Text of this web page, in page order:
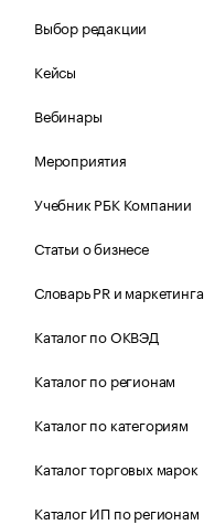
Выбор редакции
Кейсы
Вебинары
Мероприятия
Учебник РБК Компании
Статьи о бизнесе
Словарь PR и маркетинга
Каталог по ОКВЭД
Каталог по регионам
Каталог по категориям
Каталог торговых марок
Каталог ИП по регионам